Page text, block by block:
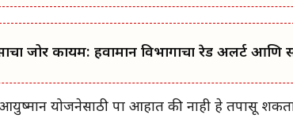
जोर कायम: हवामान विभागाचा रेड अलर्ट आणि
योजनेसाठी पात्र आहात की नाही हे तपासू